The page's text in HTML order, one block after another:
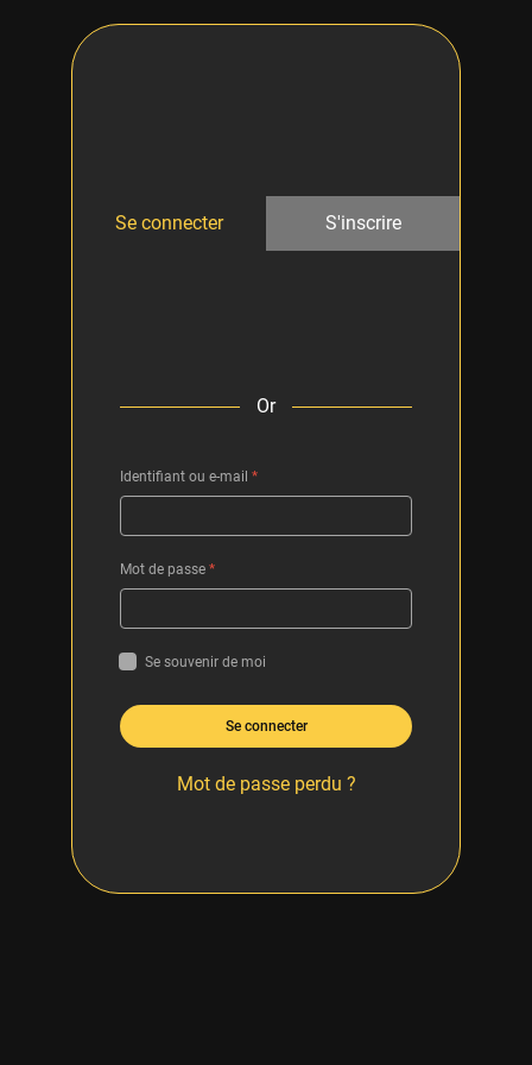
Se connecter S'inscrire
Or
Identifiant ou e-mail *
Mot de passe *
Se souvenir de moi
Se connecter
Mot de passe perdu ?